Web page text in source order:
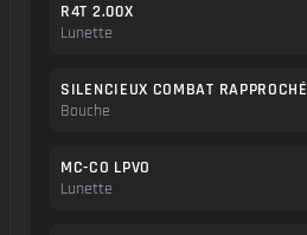
R4T 2.00X
Lunette
SILENCIEUX COMBAT RAPPROCHÉ
Bouche
MC-CO LPVO
Lunette